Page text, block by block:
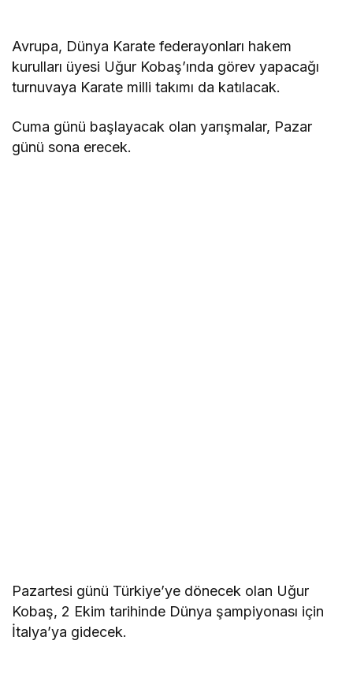
Avrupa, Dünya Karate federayonları hakem
kurulları üyesi Uğur Kobaş’ında görev yapacağı
turnuvaya Karate milli takımı da katılacak.
Cuma günü başlayacak olan yarışmalar, Pazar
günü sona erecek.
Pazartesi günü Türkiye’ye dönecek olan Uğur
Kobaş, 2 Ekim tarihinde Dünya şampiyonası için
İtalya’ya gidecek.